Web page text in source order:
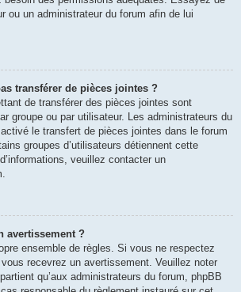
ou un administrateur du forum afin de lui
transférer de pièces jointes ?
de transférer des pièces jointes sont
groupe ou par utilisateur. Les administrateurs du
le transfert de pièces jointes dans le forum
groupes d’utilisateurs détiennent cette
veuillez contacter un
avertissement ?
ensemble de règles. Si vous ne respectez
recevrez un avertissement. Veuillez noter
qu’aux administrateurs du forum, phpBB